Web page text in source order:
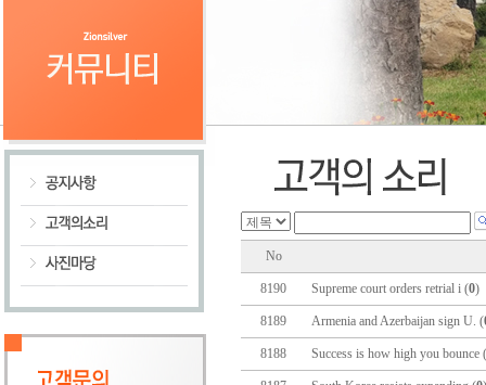
No
8190 Supreme court orders retrial i (0)
8189 Armenia and Azerbaijan sign U. (
8188 Success is how high you bounce (